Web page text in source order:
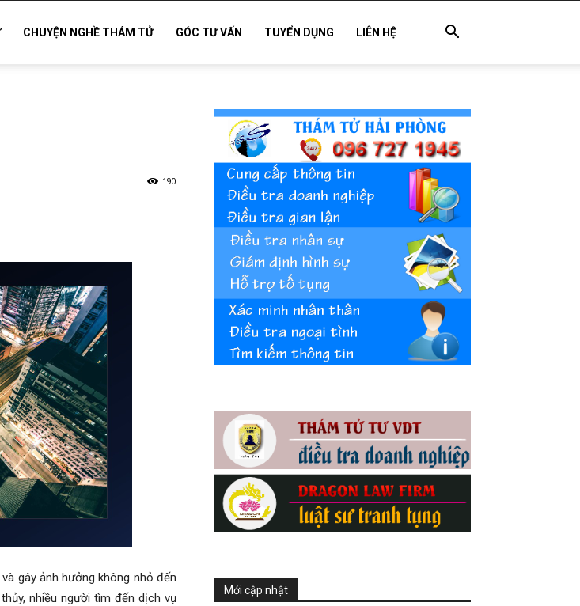
CHUYỆN NGHỀ THÁM TỬ GÓC TƯ VẤN TUYỂN DỤNG LIÊN HỆ
190
gây ảnh hưởng không nhỏ đến
nhiều người tìm đến dịch vụ
Mới cập nhật